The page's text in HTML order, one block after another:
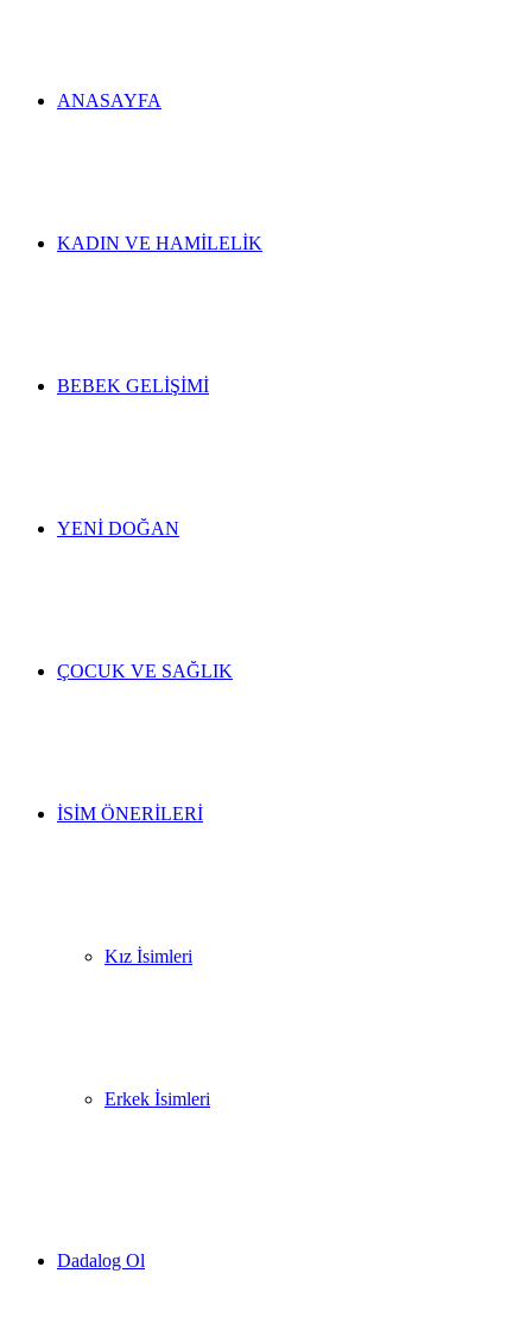
ANASAYFA
KADIN VE HAMILELIK
BEBEK GELIŞIMI
YENI DOĞAN
ÇOCUK VE SAĞLIK
İSIM ÖNERILERI
Kız İsimleri
Erkek İsimleri
Dadalog Ol